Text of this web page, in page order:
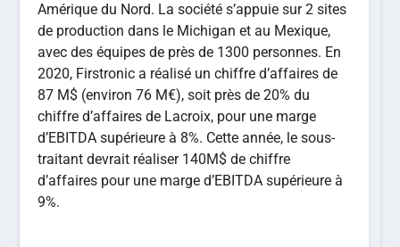
Amérique du Nord. La société s’appuie sur 2 sites
de production dans le Michigan et au Mexique,
avec des équipes de près de 1300 personnes. En
2020, Firstronic a réalisé un chiffre d’affaires de
87 M$ (environ 76 M€), soit près de 20% du
chiffre d’affaires de Lacroix, pour une marge
d’EBITDA supérieure à 8%. Cette année, le sous-
traitant devrait réaliser 140M$ de chiffre
d’affaires pour une marge d’EBITDA supérieure à
9%.